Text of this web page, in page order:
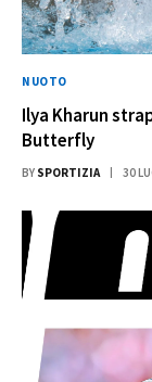
NUOTO
Ilya Kharun
Butterfly
BY SPORTIZIA 30